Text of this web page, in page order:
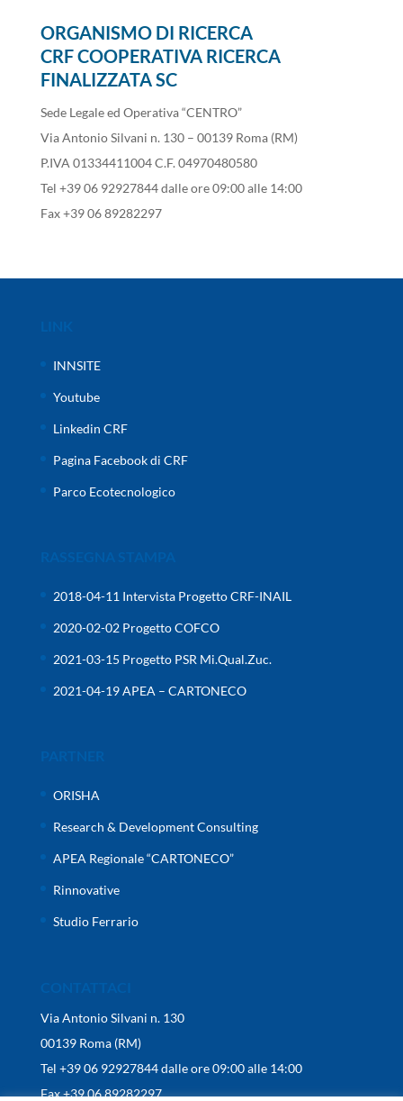
ORGANISMO DI RICERCA
CRF COOPERATIVA RICERCA
FINALIZZATA SC
Sede Legale ed Operativa “CENTRO”
Via Antonio Silvani n. 130 – 00139 Roma (RM)
P.IVA 01334411004 C.F. 04970480580
Tel +39 06 92927844 dalle ore 09:00 alle 14:00
Fax +39 06 89282297
LINK
INNSITE
Youtube
Linkedin CRF
Pagina Facebook di CRF
Parco Ecotecnologico
RASSEGNA STAMPA
2018-04-11 Intervista Progetto CRF-INAIL
2020-02-02 Progetto COFCO
2021-03-15 Progetto PSR Mi.Qual.Zuc.
2021-04-19 APEA – CARTONECO
ORISHA
Research & Development Consulting
APEA Regionale “CARTONECO”
Rinnovative
Studio Ferrario
Via Antonio Silvani n. 130
00139 Roma (RM)
Tel +39 06 92927844 dalle ore 09:00 alle 14:00
Fax +39 06 89282297